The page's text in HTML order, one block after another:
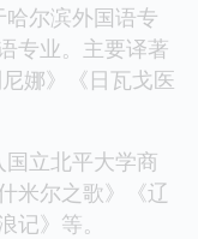
尔滨外国语专
专业。主要译著
娜》《日瓦戈医
立北平大学商
米尔之歌》《辽
记》等。